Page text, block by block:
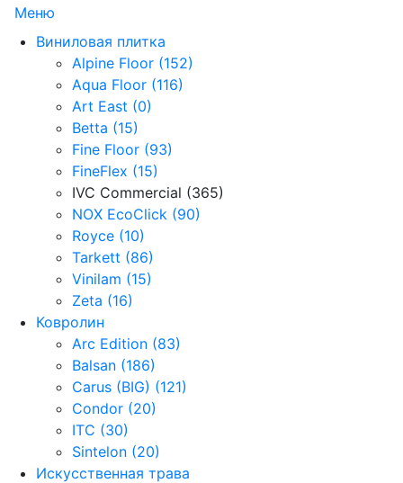
Меню
Виниловая плитка
Alpine Floor (152)
Aqua Floor (116)
Art East (0)
Betta (15)
Fine Floor (93)
FineFlex (15)
IVC Commercial (365)
NOX EcoClick (90)
Royce (10)
Tarkett (86)
Vinilam (15)
Zeta (16)
Ковролин
Arc Edition (83)
Balsan (186)
Carus (BIG) (121)
Condor (20)
ITC (30)
Sintelon (20)
Искусственная трава